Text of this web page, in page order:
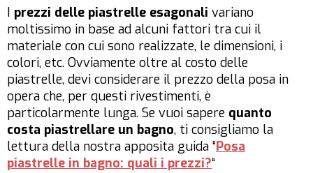
I prezzi delle piastrelle esagonali variano
moltissimo in base ad alcuni fattori tra cui il
materiale con cui sono realizzate, le dimensioni, i
colori, etc. Ovviamente oltre al costo delle
piastrelle, devi considerare il prezzo della posa in
opera che, per questi rivestimenti, è
particolarmente lunga. Se vuoi sapere quanto
costa piastrellare un bagno, ti consigliamo la
lettura della nostra apposita guida “Posa
piastrelle in bagno: quali i prezzi?“